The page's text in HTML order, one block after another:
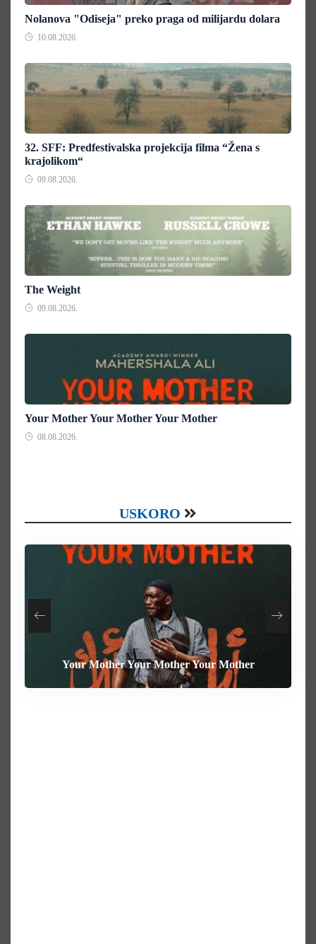
Nolanova "Odiseja" preko praga od milijardu dolara
10.08.2026.
32. SFF: Predfestivalska projekcija filma “Žena s
krajolikom“
09.08.2026.
The Weight
09.08.2026.
Your Mother Your Mother Your Mother
08.08.2026.
USKORO
The Weight
Your Mother Your Mother Your Mother
Heart of the Beast
Behemoth